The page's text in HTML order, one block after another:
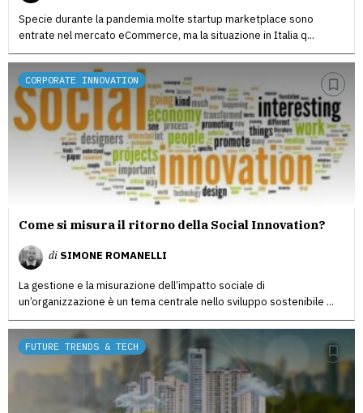
Specie durante la pandemia molte startup marketplace sono
entrate nel mercato eCommerce, ma la situazione in Italia q...
CORPORATE INNOVATION
Come si misura il ritorno della Social Innovation?
di SIMONE ROMANELLI
La gestione e la misurazione dell’impatto sociale di
un’organizzazione è un tema centrale nello sviluppo sostenibile ...
FUTURE TRENDS & TECH